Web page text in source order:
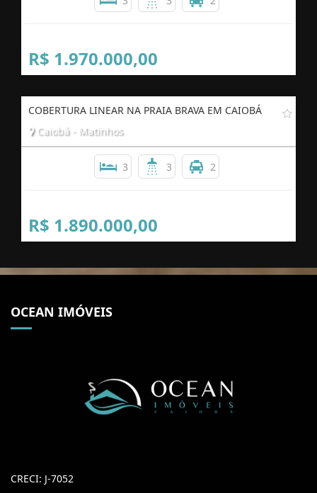
R$ 1.970.000,00
COBERTURA LINEAR NA PRAIA BRAVA EM CAIOBÁ
Caiobá - Matinhos
3 3 2
R$ 1.890.000,00
OCEAN IMÓVEIS